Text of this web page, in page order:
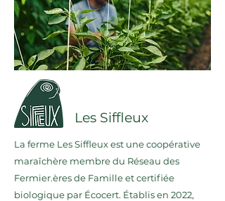
Les Siffleux
La ferme Les Siffleux est une coopérative
maraîchère membre du Réseau des
Fermier.ères de Famille et certifiée
biologique par Écocert. Établis en 2022,